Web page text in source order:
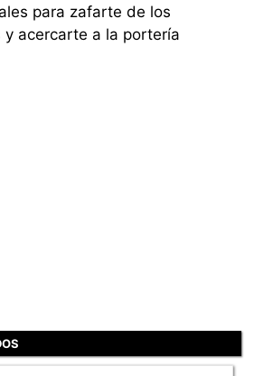
para zafarte de los
acercarte a la portería